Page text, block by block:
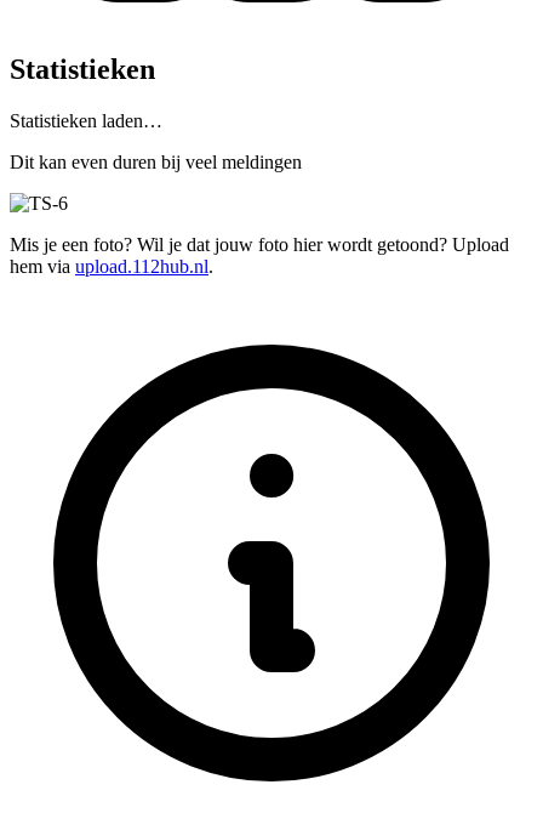
Statistieken
Statistieken laden…
Dit kan even duren bij veel meldingen
Mis je een foto? Wil je dat jouw foto hier wordt getoond? Upload
hem via upload.112hub.nl.